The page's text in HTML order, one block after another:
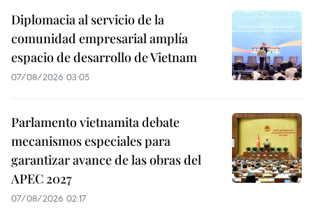
Diplomacia al servicio de la
comunidad empresarial amplía
espacio de desarrollo de Vietnam
07/08/2026 03:05
Parlamento vietnamita debate
mecanismos especiales para
garantizar avance de las obras del
APEC 2027
07/08/2026 02:17